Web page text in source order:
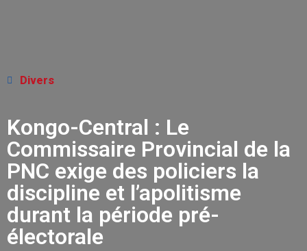
Divers
Kongo-Central : Le
Commissaire Provincial de la
PNC exige des policiers la
discipline et l’apolitisme
durant la période pré-
électorale